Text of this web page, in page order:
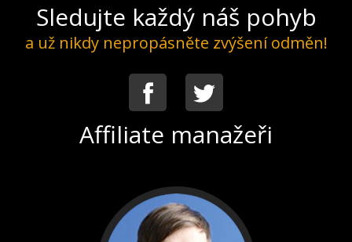
Sledujte každý náš pohyb
a už nikdy nepropásněte zvýšení odměn!
Facebook
Affiliate manažeři